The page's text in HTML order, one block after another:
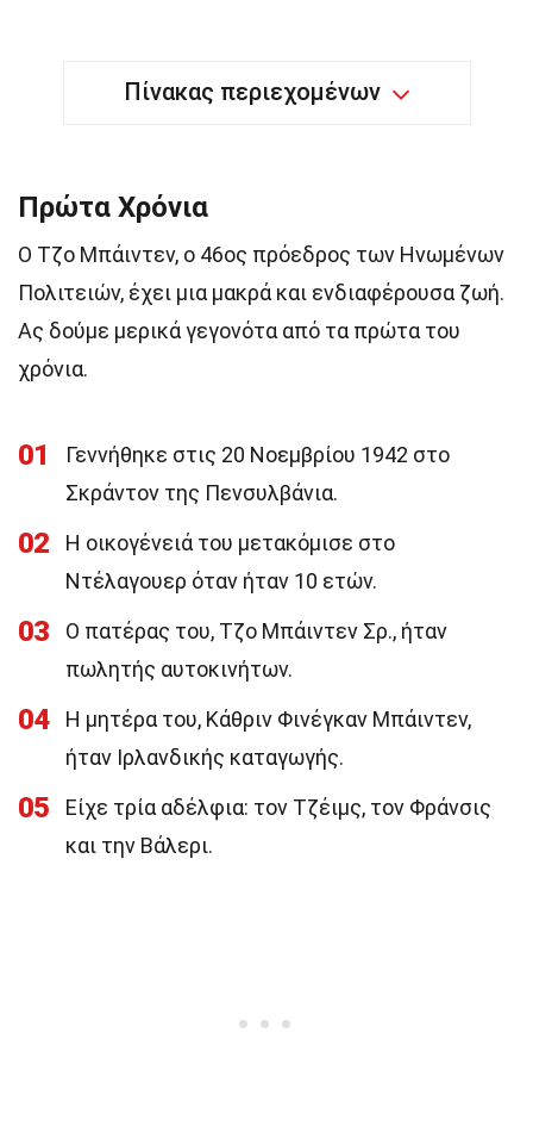
Πίνακας περιεχομένων
Πρώτα Χρόνια
Ο Τζο Μπάιντεν, ο 46ος πρόεδρος των Ηνωμένων
Πολιτειών, έχει μια μακρά και ενδιαφέρουσα ζωή.
Ας δούμε μερικά γεγονότα από τα πρώτα του
χρόνια.
01
Γεννήθηκε στις 20 Νοεμβρίου 1942 στο
Σκράντον της Πενσυλβάνια.
02
Η οικογένειά του μετακόμισε στο
Ντέλαγουερ όταν ήταν 10 ετών.
03
Ο πατέρας του, Τζο Μπάιντεν Σρ., ήταν
πωλητής αυτοκινήτων.
04
Η μητέρα του, Κάθριν Φινέγκαν Μπάιντεν,
ήταν Ιρλανδικής καταγωγής.
05
Είχε τρία αδέλφια: τον Τζέιμς, τον Φράνσις
και την Βάλερι.